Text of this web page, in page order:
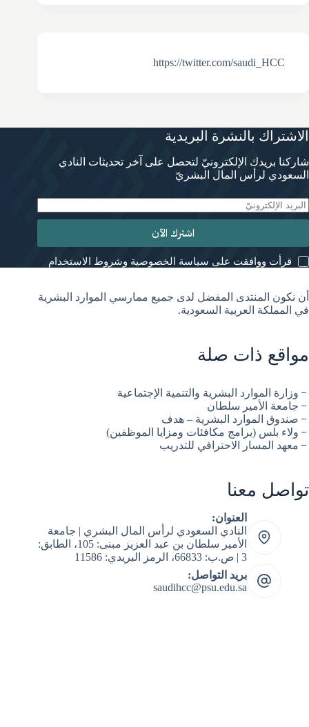
https://twitter.com/saudi_HCC
الاشتراك بالنشرة البريدية
شاركنا بريدك الإلكترونيّ لتحصل على آخر تحديثات النادي
السعودي لرأس المال البشريّ
اشترك الآن
قرأت ووافقت على سياسة الخصوصية وشروط الاستخدام
أن نكون المنتدى المفضل لدى جميع ممارسي الموارد البشرية
في المملكة العربية السعودية.
مواقع ذات صلة
وزارة الموارد البشرية والتنمية الإجتماعية
جامعة الأمير سلطان
صندوق الموارد البشرية – هدف
ولاء بلس (برامج مكافئات ومزايا الموظفين)
معهد المسار الاحترافي للتدريب
تواصل معنا
العنوان:
النادي السعودي لرأس المال البشري | جامعة
الأمير سلطان بن عبد العزيز مبنى: 105، الطابق:
3 | ص.ب: 66833، الرمز البريدي: 11586
بريد التواصل:
saudihcc@psu.edu.sa